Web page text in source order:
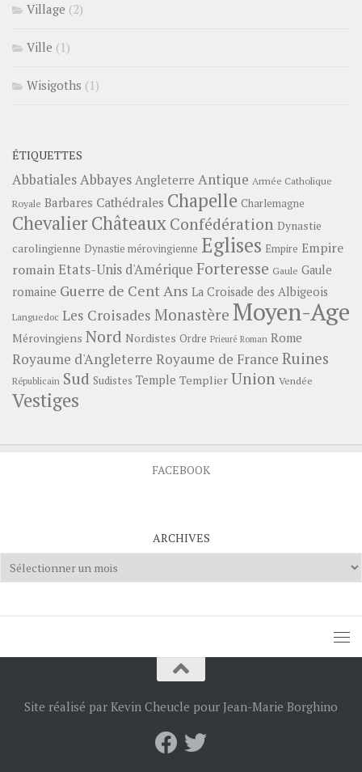
Village (2)
Ville (1)
Wisigoths (1)
ÉTIQUETTES
AbbatialesAbbayes Angleterre Antique Armée Catholique
Royale Barbares Cathédrales Chapelle Charlemagne
ChevalierChâteauxConfédération Dynastie
carolingienne Dynastie mérovingienne Eglises Empire Empire
romainEtats-Unis d'Amérique Forteresse Gaule Gaule
romaine Guerre de Cent Ans La Croisade des Albigeois
Languedoc Les Croisades Monastère Moyen-Age
Mérovingiens Nord Nordistes Ordre Prieuré Roman Rome
Royaume d'Angleterre Royaume de France Ruines
Républicain Sud Sudistes Temple Templier Union Vendée
Vestiges
FACEBOOK
ARCHIVES
Archives
Site réalisé par Kevin Cheucle pour Jean-Marie Borghino